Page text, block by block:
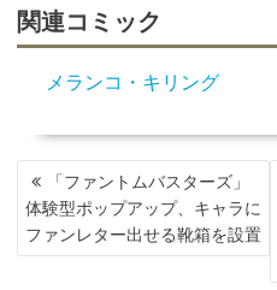
関連コミック
メランコ・キリング
投
稿
ナ
ビ
「ファントムバスターズ」
体験型ポップアップ、キャラに
ファンレター出せる靴箱を設置